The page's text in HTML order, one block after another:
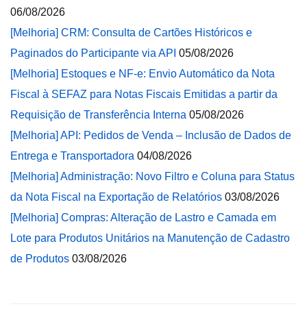
06/08/2026
[Melhoria] CRM: Consulta de Cartões Históricos e
Paginados do Participante via API 05/08/2026
[Melhoria] Estoques e NF-e: Envio Automático da Nota
Fiscal à SEFAZ para Notas Fiscais Emitidas a partir da
Requisição de Transferência Interna 05/08/2026
[Melhoria] API: Pedidos de Venda – Inclusão de Dados de
Entrega e Transportadora 04/08/2026
[Melhoria] Administração: Novo Filtro e Coluna para Status
da Nota Fiscal na Exportação de Relatórios 03/08/2026
[Melhoria] Compras: Alteração de Lastro e Camada em
Lote para Produtos Unitários na Manutenção de Cadastro
de Produtos 03/08/2026